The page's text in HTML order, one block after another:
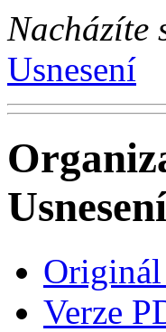
Nacházíte
Usnesení
Verze